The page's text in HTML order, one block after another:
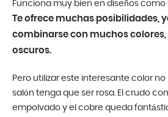
Funciona muy bien en diseños como
Te ofrece muchas posibilidades,
combinarse con muchos
oscuros.
Pero utilizar este interesante color
salón tenga que ser rosa. El crudo
empolvado y el cobre queda